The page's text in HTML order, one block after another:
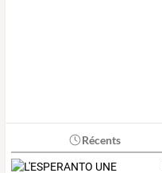
Récents